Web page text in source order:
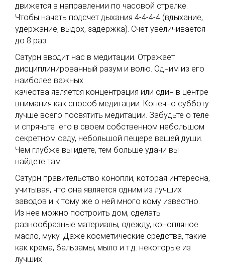
движется в направлении по часовой стрелке.
Чтобы начать подсчет дыхания 4-4-4-4 (вдыхание,
удержание, выдох, задержка). Счет увеличивается
до 8 раз.
Сатурн вводит нас в медитации. Отражает
дисциплинированный разум и волю. Одним из его
наиболее важных
качества является концентрация или один в центре
внимания как способ медитации. Конечно субботу
лучше всего посвятить медитации. Забудьте о теле
и спрячьте его в своем собственном небольшом
секретном саду, небольшой пещере вашей души.
Чем глубже вы идете, тем больше удачи вы
найдете там.
Сатурн правительство конопли, которая интересна,
учитывая, что она является одним из лучших
заводов и к тому же о ней много кому известно.
Из нее можно построить дом, сделать
разнообразные материалы, одежду, конопляное
масло, муку. Даже косметические средства, такие
как крема, бальзамы, мыло и т.д. некоторые из
лучших.